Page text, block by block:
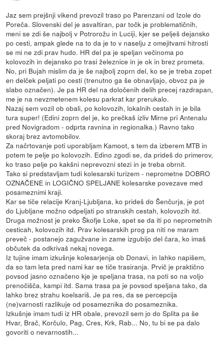
Jaz sem prejšnji vikend prevozil traso po Parenzani od Izole do
Poreča. Slovenski del je asvaltiran, par točk je problematičnih,
meni se zdi še najbolj v Potrorožu in Luciji, kjer se pelješ dejansko
po cesti, ampak glede na to da je to v naselju z omejitvami hitrosti
se mi ne zdi prav hudo. HR del pa je speljan večinoma po
kolovozih in dejansko po trasi železnice in je ok in brez prometa.
No, pri Bujah mislim da je še najbolj zoprn del, ko se je treba zopet
en delček peljati po cesti (trenutno ga še obnavljajo, obvoz pa je
slabo označen). Je pa HR del na določenih delih precej razdrapan,
me je na nevzmetenem kolesu parkrat kar prerukalo.
Nazaj sem vozil ob obali, po kolovozih, lokalnih cestah in je bila
tura super! (Edini zoprn del je, ko prečkaš izliv Mirne pri Antenalu
pred Novigradom - odprta ravnina in regionalka.) Ravno tako
skoraj brez avtomobilov.
Za načrtovanje poti uporabljam Kamoot, s tem da izberem MTB in
potem te pelje po kolovozih. Edino zgodi se, da prideš do primerov,
ko traso pelje po kakšni neprevozni stezi in je treba obrnit.
Tako si predstavljam tudi kolesarski turizem - neprometne DOBRO
OZNAČENE in LOGIČNO SPELJANE kolesarske povezave med
posameznimi kraji.
Kar se tiče relacije Kranj-Ljubljana, ko prideš do Šenčurja, je pot
do Ljubljane možno odpeljati po stranskih cestah, kolovozih itd.
Druga možnost je preko Škofje Loke, spet se da iti po neprometnih
cesticah, kolovozih itd. Prav kolesarskih prog pa niti ne maram
preveč - postanejo zagužvane in zame izgubijo del čara, ko imaš
občutek da odkrivaš nekaj novega.
Iz tujine imam izkušnje kolesarjenja ob Donavi, in lahko napišem,
da so tam leta pred nami kar se tiče trasiranja. Prvič je praktično
povsod jasno označeno kje je speljana trasa, na poti so na voljo
prenočišča, kampi itd. Sama trasa pa je povsod speljana tako, da
lahko brez strahu koelsariš. Je pa res, da se percepcija
(ne)varnosti razlikuje od posameznika do posameznika.
Izkušnje imam tudi iz HR obale, prevozil sem jo do Splita pa še
Hvar, Brač, Korčulo, Pag, Cres, Krk, Rab... No, tu bi se pa dalo
govoriti o nevarnostih...